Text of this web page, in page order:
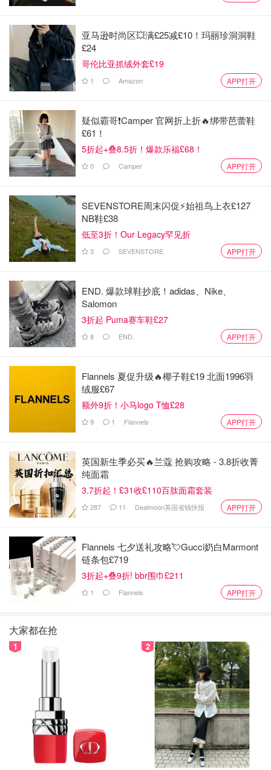
期 - Adele官网新增“巡演日期”版块！
期待！
小不列颠晒晒君
以加小编服务号（Dmdudu2023）了解更多英国优质折扣和
攻略内容~
「该文章来自@省钱君-北美省钱快报，版权归原作者所有」
英国演唱会
亚马逊时尚区💥满£25减£10！玛丽珍洞洞鞋
£24
哥伦比亚抓绒外套£19
1 Amazon APP打开
疑似霸哥❗️Camper 官网折上折🔥绑带芭蕾鞋
£61！
5折起+叠8.5折！爆款乐福£68！
0 Camper APP打开
SEVENSTORE周末闪促⚡️始祖鸟上衣£127
NB鞋£38
低至3折！Our Legacy罕见折
3 SEVENSTORE APP打开
END. 爆款球鞋抄底！adidas、Nike、
Salomon
3折起 Puma赛车鞋£27
8 END. APP打开
Flannels 夏促升级🔥椰子鞋£19 北面1996羽
绒服£67
额外9折！小马logo T恤£28
9 1 Flannels APP打开
英国新生季必买🔥兰蔻 抢购攻略 - 3.8折收菁
纯面霜
3.7折起！£31收£110百肽面霜套装
287 11 Dealmoon英国省钱快报 APP打开
Flannels 七夕送礼攻略💘Gucci奶白Marmont
链条包£719
3折起+叠9折! bbr围巾£211
1 Flannels APP打开
大家都在抢
1 2